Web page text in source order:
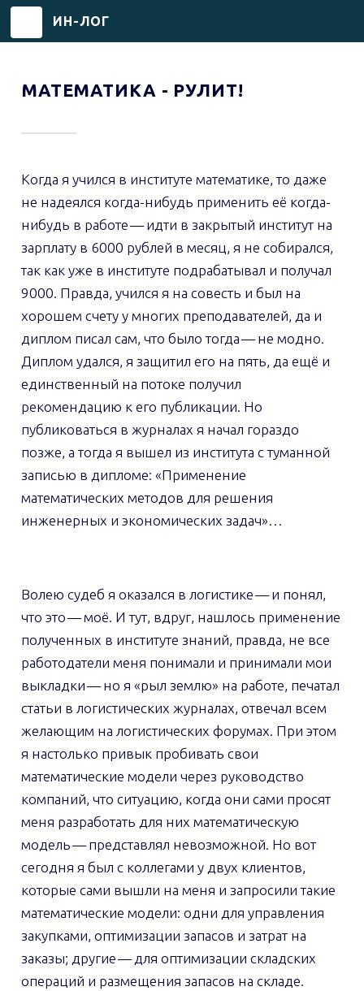
основному
ИН-ЛОГ
МАТЕМАТИКА - РУЛИТ!
Когда я учился в институте математике, то даже
не надеялся когда-нибудь применить её когда-
нибудь в работе — идти в закрытый институт на
зарплату в 6000 рублей в месяц, я не собирался,
так как уже в институте подрабатывал и получал
9000. Правда, учился я на совесть и был на
хорошем счету у многих преподавателей, да и
диплом писал сам, что было тогда — не модно.
Диплом удался, я защитил его на пять, да ещё и
единственный на потоке получил
рекомендацию к его публикации. Но
публиковаться в журналах я начал гораздо
позже, а тогда я вышел из института с туманной
записью в дипломе: «Применение
математических методов для решения
инженерных и экономических задач»…
Волею судеб я оказался в логистике — и понял,
что это — моё. И тут, вдруг, нашлось применение
полученных в институте знаний, правда, не все
работодатели меня понимали и принимали мои
выкладки — но я «рыл землю» на работе, печатал
статьи в логистических журналах, отвечал всем
желающим на логистических форумах. При этом
я настолько привык пробивать свои
математические модели через руководство
компаний, что ситуацию, когда они сами просят
меня разработать для них математическую
модель — представлял невозможной. Но вот
сегодня я был с коллегами у двух клиентов,
которые сами вышли на меня и запросили такие
математические модели: одни для управления
закупками, оптимизации запасов и затрат на
заказы; другие — для оптимизации складских
операций и размещения запасов на складе.